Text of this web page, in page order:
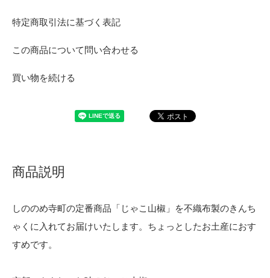
特定商取引法に基づく表記
この商品について問い合わせる
買い物を続ける
商品説明
しののめ寺町の定番商品「じゃこ山椒」を不織布製のきんち
ゃくに入れてお届けいたします。ちょっとしたお土産におす
すめです。